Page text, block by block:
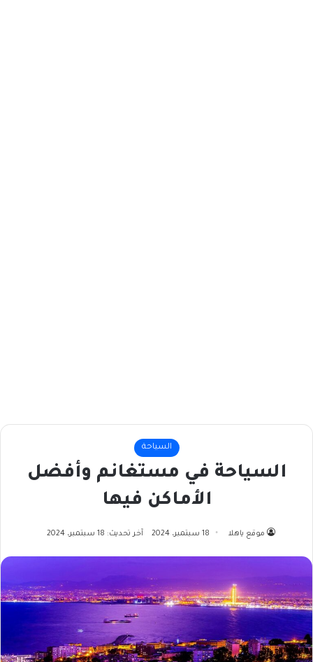
السياحة
السياحة في مستغانم وأفضل
الأماكن فيها
موقع ياهلا 18 سبتمبر، 2024 آخر تحديث: 18 سبتمبر، 2024